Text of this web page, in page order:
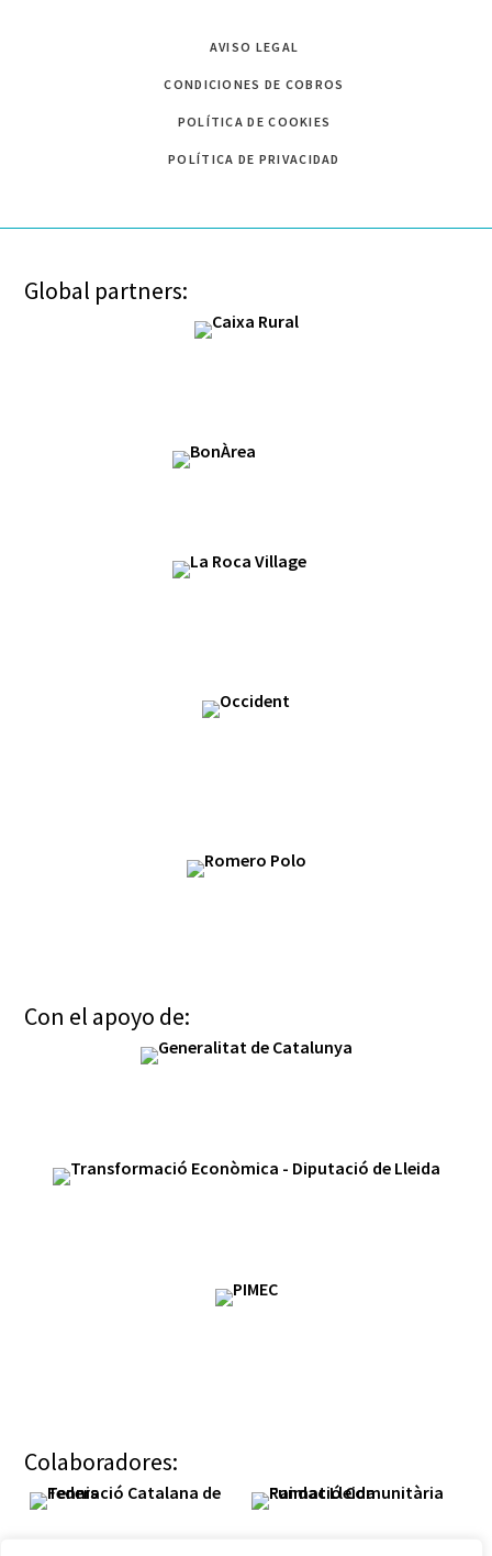
AVISO LEGAL
CONDICIONES DE COBROS
POLÍTICA DE COOKIES
POLÍTICA DE PRIVACIDAD
Colaboradores:
Global partners:
Con el apoyo de: